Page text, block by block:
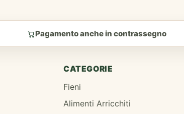
Pagamento anche in contrassegno
CATEGORIE
Fieni
Alimenti Arricchiti